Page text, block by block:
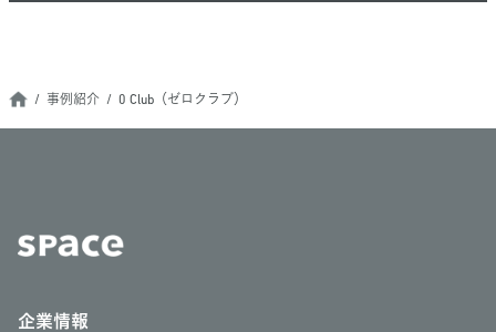
事例紹介 0 Club（ゼロクラブ）
企業情報